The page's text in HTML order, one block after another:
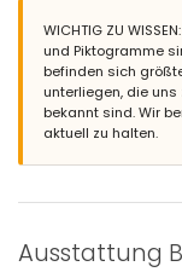
Weitere
Nächster Ort:
Nächstgelegene
4 Kilometern von
Nächster Strand: La
Nächster Hafen:
Nächster
WICHTIG ZU
und Piktogramme
befinden sich
unterliegen, die
bekannt sind. Wir
aktuell zu halten.
Ausstattung